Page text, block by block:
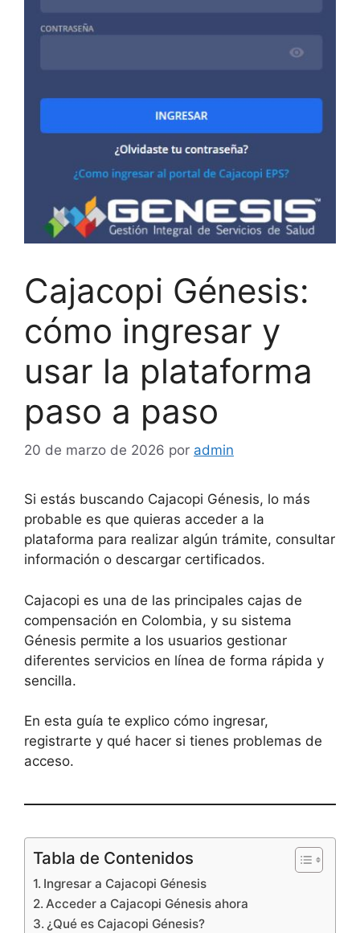
Cajacopi Génesis:
cómo ingresar y
usar la plataforma
paso a paso
20 de marzo de 2026 por admin
Si estás buscando Cajacopi Génesis, lo más
probable es que quieras acceder a la
plataforma para realizar algún trámite, consultar
información o descargar certificados.
Cajacopi es una de las principales cajas de
compensación en Colombia, y su sistema
Génesis permite a los usuarios gestionar
diferentes servicios en línea de forma rápida y
sencilla.
En esta guía te explico cómo ingresar,
registrarte y qué hacer si tienes problemas de
acceso.
Tabla de Contenidos
Ingresar a Cajacopi Génesis
Acceder a Cajacopi Génesis ahora
¿Qué es Cajacopi Génesis?